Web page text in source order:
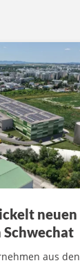
neuen
aus den